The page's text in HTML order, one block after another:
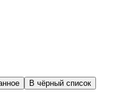
В чёрный список